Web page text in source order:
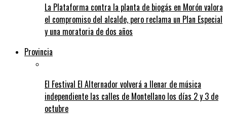
La Plataforma contra la planta de biogás en Morón valora
el compromiso del alcalde, pero reclama un Plan Especial
y una moratoria de dos años
Provincia
El Festival El Alternador volverá a llenar de música
independiente las calles de Montellano los días 2 y 3 de
octubre